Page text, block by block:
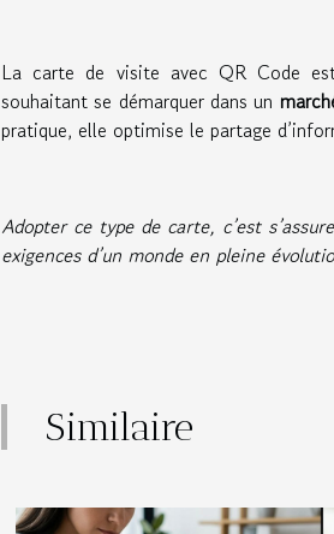
La carte de visite avec QR Code
souhaitant se démarquer dans un
pratique, elle optimise le partage
Adopter ce type de carte, c’est
exigences d’un monde en pleine
Similaire